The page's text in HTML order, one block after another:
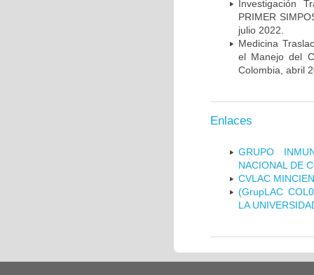
Investigación
PRIMER
julio 2022.
Medicina
el Manejo del
Colombia, abril
Enlaces
GRUPO
NACIONAL DE
CVLAC
(GrupLAC
LA